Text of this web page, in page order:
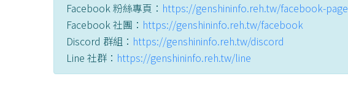
Facebook 粉絲專頁： https://genshininfo.reh.tw/facebook-page
Facebook 社團： https://genshininfo.reh.tw/facebook
Discord 群組： https://genshininfo.reh.tw/discord
Line 社群： https://genshininfo.reh.tw/line